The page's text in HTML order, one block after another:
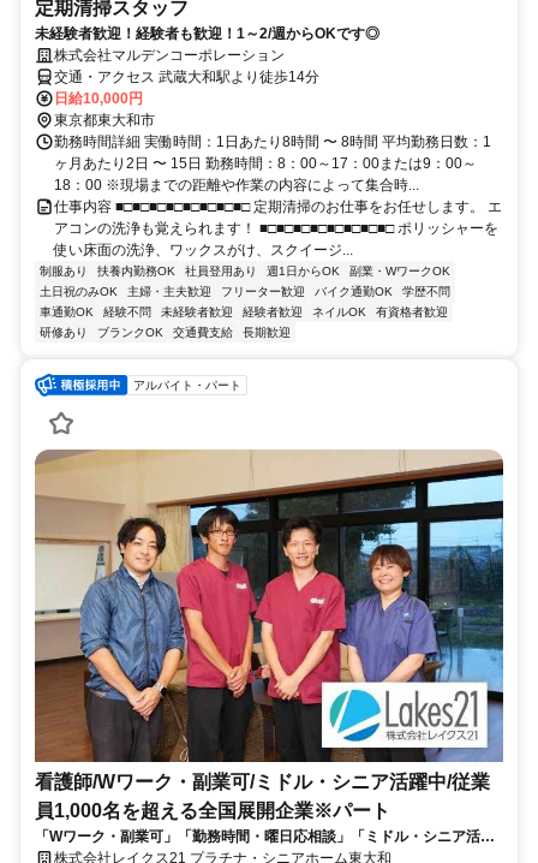
定期清掃スタッフ
未経験者歓迎！経験者も歓迎！1～2/週からOKです◎
株式会社マルデンコーポレーション
交通・アクセス 武蔵大和駅より徒歩14分
日給10,000円
東京都東大和市
勤務時間詳細 実働時間：1日あたり8時間 〜 8時間 平均勤務日数：1
ヶ月あたり2日 〜 15日 勤務時間：8：00～17：00または9：00～
18：00 ※現場までの距離や作業の内容によって集合時...
仕事内容 ■□■□■□■□■□■□■□■□ 定期清掃のお仕事をお任せします。 エ
アコンの洗浄も覚えられます！ ■□■□■□■□■□■□■□■□ ポリッシャーを
使い床面の洗浄、ワックスがけ、スクイージ...
制服あり 扶養内勤務OK 社員登用あり 週1日からOK
副業・WワークOK
土日祝のみOK
主婦・主夫歓迎 フリーター歓迎 バイク通勤OK
学歴不問
車通勤OK
経験不問 未経験者歓迎 経験者歓迎 ネイルOK
有資格者歓迎
研修あり
ブランクOK 交通費支給 長期歓迎
アルバイト・パート
看護師/Wワーク・副業可/ミドル・シニア活躍中/従業
員1,000名を超える全国展開企業※パート
「Wワーク・副業可」「勤務時間・曜日応相談」「ミドル・シニア活躍
中」「交通費も、しっかり支給」「正社員登用制度有」
株式会社レイクス21 プラチナ・シニアホーム東大和